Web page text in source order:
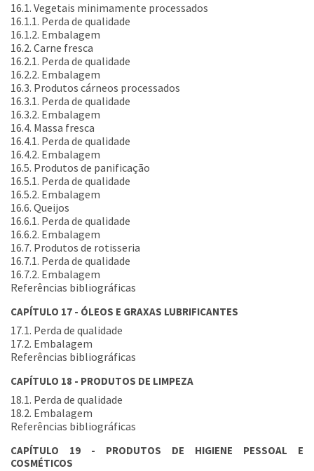
16.1. Vegetais minimamente processados
16.1.1. Perda de qualidade
16.1.2. Embalagem
16.2. Carne fresca
16.2.1. Perda de qualidade
16.2.2. Embalagem
16.3. Produtos cárneos processados
16.3.1. Perda de qualidade
16.3.2. Embalagem
16.4. Massa fresca
16.4.1. Perda de qualidade
16.4.2. Embalagem
16.5. Produtos de panificação
16.5.1. Perda de qualidade
16.5.2. Embalagem
16.6. Queijos
16.6.1. Perda de qualidade
16.6.2. Embalagem
16.7. Produtos de rotisseria
16.7.1. Perda de qualidade
16.7.2. Embalagem
Referências bibliográficas
CAPÍTULO 17 - ÓLEOS E GRAXAS LUBRIFICANTES
17.1. Perda de qualidade
17.2. Embalagem
Referências bibliográficas
CAPÍTULO 18 - PRODUTOS DE LIMPEZA
18.1. Perda de qualidade
18.2. Embalagem
Referências bibliográficas
CAPÍTULO 19 - PRODUTOS DE HIGIENE PESSOAL E
COSMÉTICOS